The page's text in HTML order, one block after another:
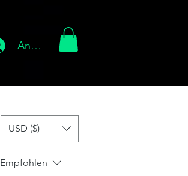
Anmelden
Empfohlen
USD ($)